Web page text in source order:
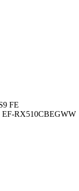
FE
EF-RX510CBEGWW